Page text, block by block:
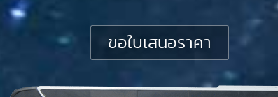
ขอใบเสนอราคา